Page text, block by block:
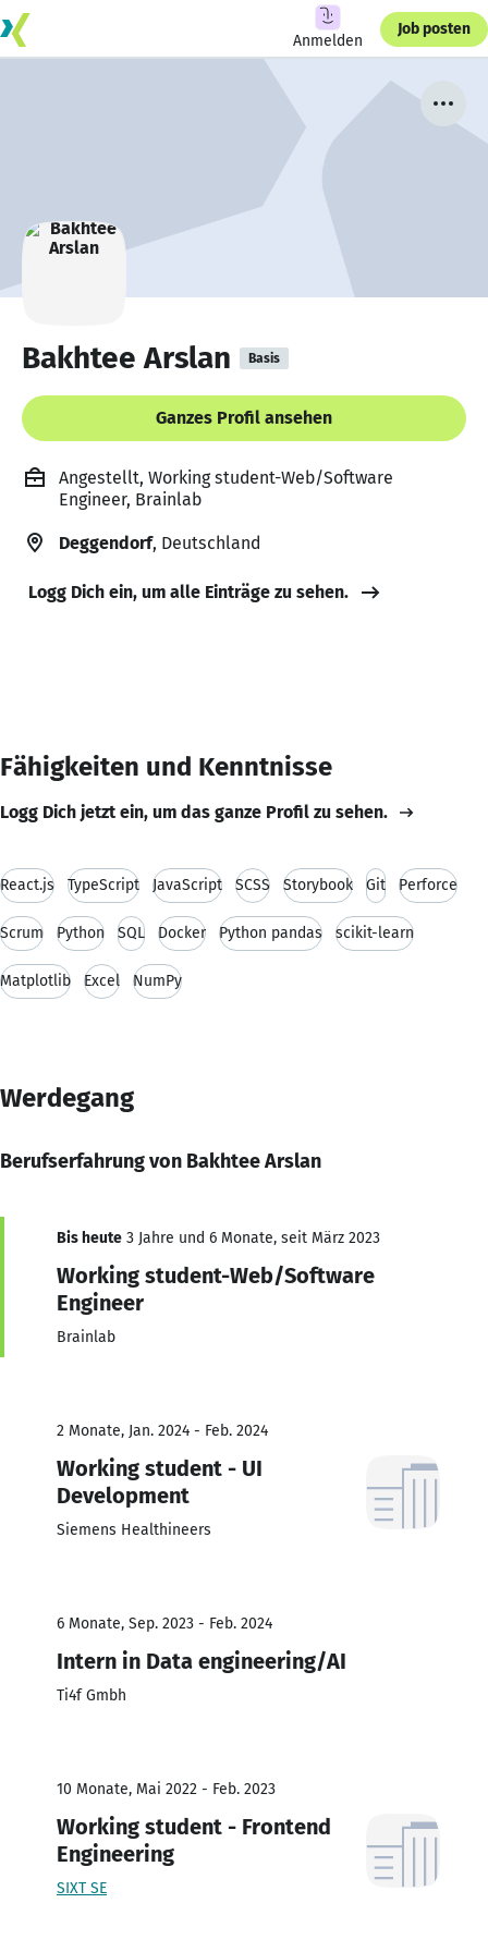
Anmelden
Job posten
Bakhtee Arslan Basis
Ganzes Profil ansehen
Angestellt, Working student-Web/Software
Engineer, Brainlab
Deggendorf, Deutschland
Logg Dich ein, um alle Einträge zu sehen.
Fähigkeiten und Kenntnisse
Logg Dich jetzt ein, um das ganze Profil zu sehen.
React.js TypeScript JavaScript SCSS Storybook Git Perforce
Scrum Python SQL Docker Python pandas scikit-learn
Matplotlib Excel NumPy
Werdegang
Berufserfahrung von Bakhtee Arslan
Bis heute 3 Jahre und 6 Monate, seit März 2023
Working student-Web/Software
Engineer
Brainlab
2 Monate, Jan. 2024 - Feb. 2024
Working student - UI
Development
Siemens Healthineers
6 Monate, Sep. 2023 - Feb. 2024
Intern in Data engineering/AI
Ti4f Gmbh
10 Monate, Mai 2022 - Feb. 2023
Working student - Frontend
Engineering
SIXT SE